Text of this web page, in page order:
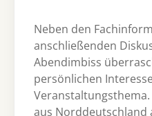
Neben den
anschließenden
Abendimbiss
persönlichen
aus Norddeutschland